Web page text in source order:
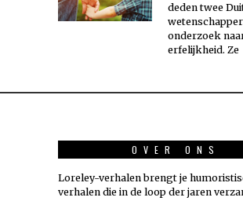
deden twee
onderzoek
erfelijkheid. Ze
OVER ONS
Loreley-verhalen brengt je
verhalen die in de loop der jaren